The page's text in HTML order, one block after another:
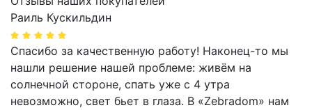
Раиль Кускильдин
Спасибо за качественную работу! Наконец-то мы
нашли решение нашей проблеме: живём на
солнечной стороне, спать уже с 4 утра
невозможно, свет бьет в глаза. В «Zebradom» нам